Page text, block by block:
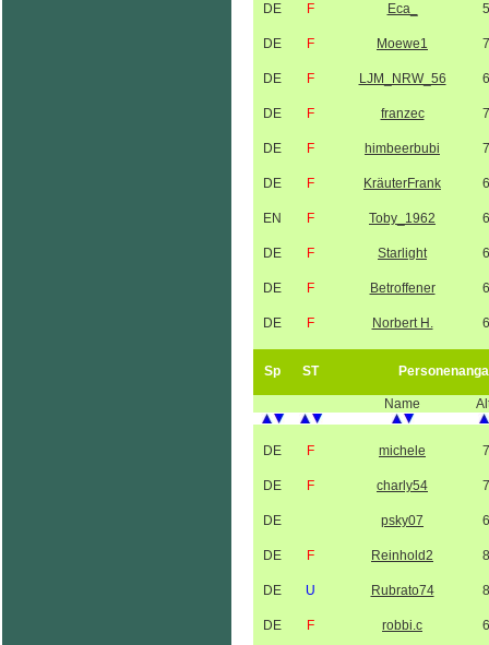
DE F Eca_
DE F Moewe1
DE F LJM_NRW_56
DE F franzec
DE F himbeerbubi
DE F KräuterFrank
EN F Toby_1962
DE F Starlight
DE F Betroffener
DE F Norbert H.
Sp ST
Name
DE F michele
DE F charly54
DE psky07
DE F Reinhold2
DE U Rubrato74
DE F robbi.c